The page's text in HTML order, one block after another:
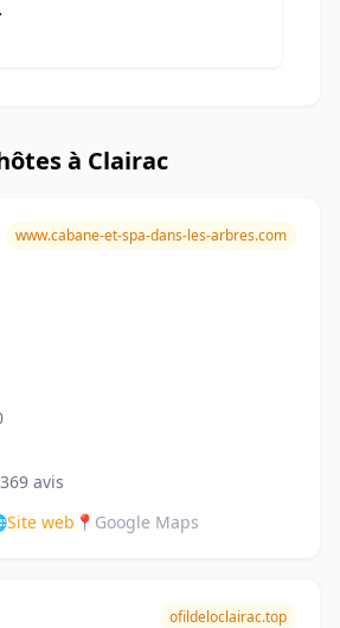
à Clairac
www.cabane-et-spa-dans-les-arbres.com
369 avis
Site web 📍 Google Maps
ofildeloclairac.top